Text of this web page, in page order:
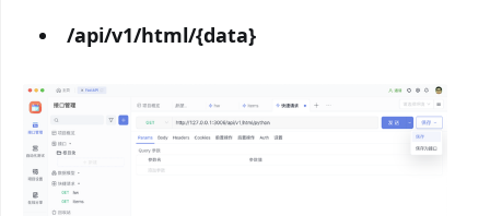
/api/v1/html/{data}